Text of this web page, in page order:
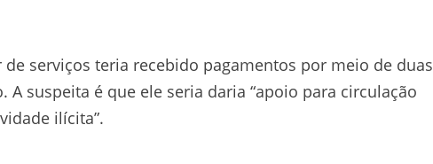
serviços teria recebido pagamentos por meio de duas
suspeita é que ele seria daria “apoio para circulação
ilícita”.